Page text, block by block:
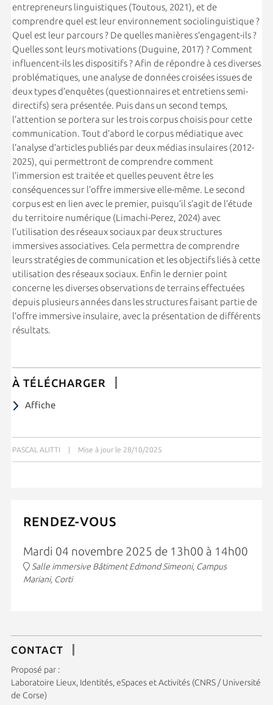
entrepreneurs linguistiques (Toutous, 2021), et de
comprendre quel est leur environnement sociolinguistique ?
Quel est leur parcours ? De quelles manières s’engagent-ils ?
Quelles sont leurs motivations (Duguine, 2017) ? Comment
influencent-ils les dispositifs ? Afin de répondre à ces diverses
problématiques, une analyse de données croisées issues de
deux types d’enquêtes (questionnaires et entretiens semi-
directifs) sera présentée. Puis dans un second temps,
l’attention se portera sur les trois corpus choisis pour cette
communication. Tout d’abord le corpus médiatique avec
l’analyse d’articles publiés par deux médias insulaires (2012-
2025), qui permettront de comprendre comment
l’immersion est traitée et quelles peuvent être les
conséquences sur l’offre immersive elle-même. Le second
corpus est en lien avec le premier, puisqu’il s’agit de l’étude
du territoire numérique (Limachi-Perez, 2024) avec
l’utilisation des réseaux sociaux par deux structures
immersives associatives. Cela permettra de comprendre
leurs stratégies de communication et les objectifs liés à cette
utilisation des réseaux sociaux. Enfin le dernier point
concerne les diverses observations de terrains effectuées
depuis plusieurs années dans les structures faisant partie de
l’offre immersive insulaire, avec la présentation de différents
résultats.
À TÉLÉCHARGER
Affiche
PASCAL ALITTI | Mise à jour le 28/10/2025
RENDEZ-VOUS
Mardi 04 novembre 2025 de 13h00 à 14h00
Salle immersive Bâtiment Edmond Simeoni, Campus
Mariani, Corti
CONTACT
Proposé par :
Laboratoire Lieux, Identités, eSpaces et Activités (CNRS / Université
de Corse)